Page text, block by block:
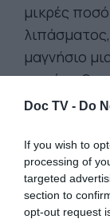
Doc TV - Do
If you wish to
processing of
targeted
section to
opt-out request
μικρές
μαγνήσιο
της άνοιξης.